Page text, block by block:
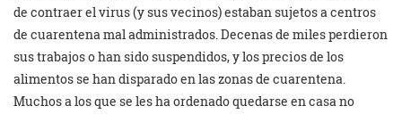
de contraer el virus (y sus vecinos) estaban sujetos a centros
de cuarentena mal administrados. Decenas de miles perdieron
sus trabajos o han sido suspendidos, y los precios de los
alimentos se han disparado en las zonas de cuarentena.
Muchos a los que se les ha ordenado quedarse en casa no